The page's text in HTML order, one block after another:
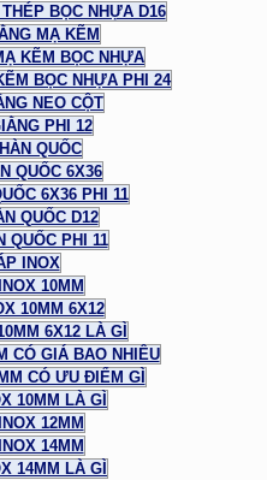
BỌC NHỰA D16
MẠ KẼM
KẼM BỌC NHỰA
BỌC NHỰA PHI 24
NEO CỘT
PHI 12
QUỐC
QUỐC 6X36
6X36 PHI 11
QUỐC D12
QUỐC PHI 11
INOX
10MM
10MM 6X12
6X12 LÀ GÌ
CÓ GIÁ BAO NHIÊU
CÓ ƯU ĐIỂM GÌ
10MM LÀ GÌ
12MM
14MM
14MM LÀ GÌ